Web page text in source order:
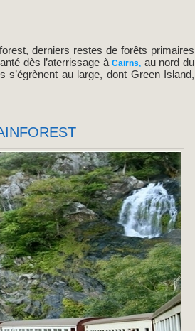
derniers restes de forêts primaires
dès l’aterrissage àCairns,au nord du
au large, dont Green Island,